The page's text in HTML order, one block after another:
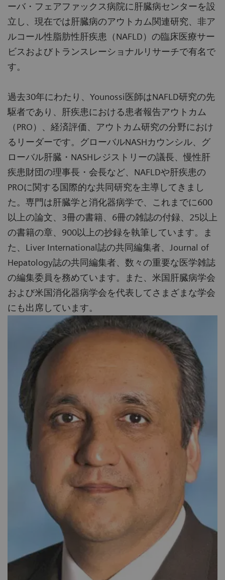
ーバ・フェアファックス病院に肝臓病センターを設
立し、現在では肝臓病のアウトカム関連研究、非ア
ルコール性脂肪性肝疾患（NAFLD）の臨床医療サー
ビスおよびトランスレーショナルリサーチで有名で
す。
過去30年にわたり、Younossi医師はNAFLD研究の先
駆者であり、肝疾患における患者報告アウトカム
（PRO）、経済評価、アウトカム研究の分野におけ
るリーダーです。グローバルNASHカウンシル、グ
ローバル肝臓・NASHレジストリーの議長、慢性肝
疾患財団の理事長・会長など、NAFLDや肝疾患の
PROに関する国際的な共同研究を主導してきまし
た。専門は肝臓学と消化器病学で、これまでに600
以上の論文、3冊の書籍、6冊の雑誌の付録、25以上
の書籍の章、900以上の抄録を執筆しています。ま
た、Liver International誌の共同編集者、Journal of
Hepatology誌の共同編集者、数々の重要な医学雑誌
の編集委員を務めています。また、米国肝臓病学会
および米国消化器病学会を代表してさまざまな学会
にも出席しています。